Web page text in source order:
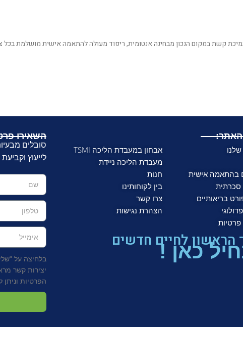
האתר:
בהתאמה אישית
סכרתית
בריאותיים
פרטיות
אבחון במעבדת הליכה TSMI
מעבדת הליכה ניידת
חנות
בין לקוחותינו
צרו קשר
הצהרת נגישות
הראשון לחיים חדשים
כאן !
השאירו
סובלים
לייעוץ
בלחיצה על
יצירות קשר
הפרטיות